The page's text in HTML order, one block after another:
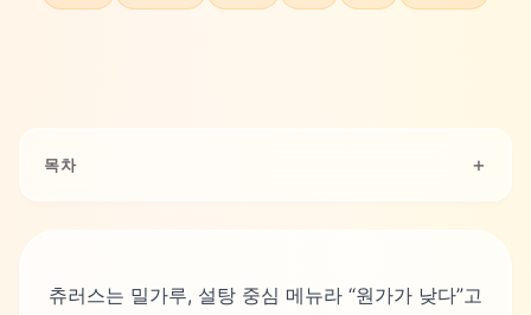
목차
츄러스는 밀가루, 설탕 중심 메뉴라 “원가가 낮다”고